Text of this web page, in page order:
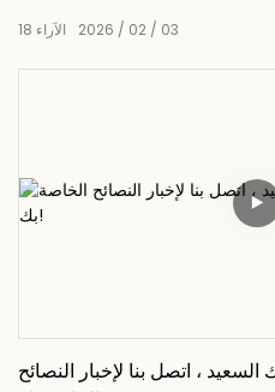
2026 02 03
18 الآراء
، اتصل بنا لإخبار النصائح